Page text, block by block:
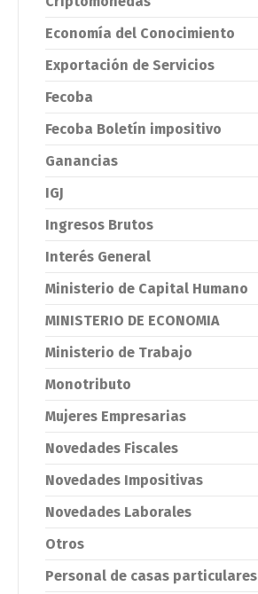
Economía del Conocimiento
Exportación de Servicios
Fecoba
Fecoba Boletín impositivo
Ganancias
IGJ
Ingresos Brutos
Interés General
Ministerio de Capital Humano
MINISTERIO DE ECONOMIA
Ministerio de Trabajo
Monotributo
Mujeres Empresarias
Novedades Fiscales
Novedades Impositivas
Novedades Laborales
Otros
Personal de casas particulares